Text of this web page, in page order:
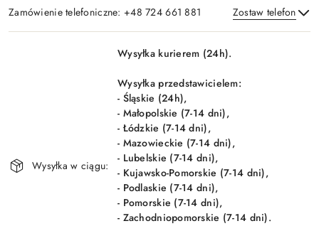
Zamówienie telefoniczne: +48 724 661 881 Zostaw telefon
Wyślij
Wysyłka w ciągu:
Wysyłka kurierem (24h).
Wysyłka przedstawicielem:
- Śląskie (24h),
- Małopolskie (7-14 dni),
- Łódzkie (7-14 dni),
- Mazowieckie (7-14 dni),
- Lubelskie (7-14 dni),
- Kujawsko-Pomorskie (7-14 dni),
- Podlaskie (7-14 dni),
- Pomorskie (7-14 dni),
- Zachodniopomorskie (7-14 dni).